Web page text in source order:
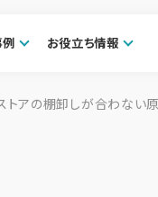
お役立ち情報
トアの棚卸しが合わない